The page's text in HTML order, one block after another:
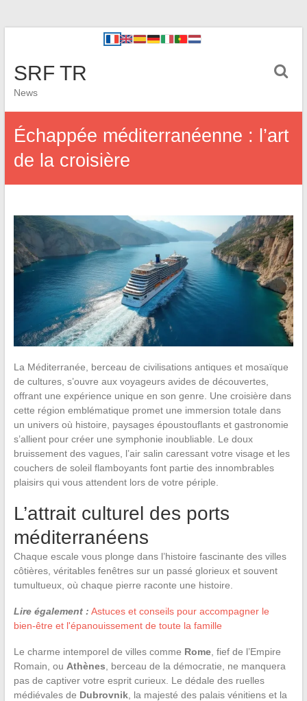
SRF TR
News
Échappée méditerranéenne : l’art
de la croisière
La Méditerranée, berceau de civilisations antiques et mosaïque
de cultures, s’ouvre aux voyageurs avides de découvertes,
offrant une expérience unique en son genre. Une croisière dans
cette région emblématique promet une immersion totale dans
un univers où histoire, paysages époustouflants et gastronomie
s’allient pour créer une symphonie inoubliable. Le doux
bruissement des vagues, l’air salin caressant votre visage et les
couchers de soleil flamboyants font partie des innombrables
plaisirs qui vous attendent lors de votre périple.
L’attrait culturel des ports
méditerranéens
Chaque escale vous plonge dans l’histoire fascinante des villes
côtières, véritables fenêtres sur un passé glorieux et souvent
tumultueux, où chaque pierre raconte une histoire.
Lire également : Astuces et conseils pour accompagner le
bien-être et l'épanouissement de toute la famille
Le charme intemporel de villes comme Rome, fief de l’Empire
Romain, ou Athènes , berceau de la démocratie, ne manquera
pas de captiver votre esprit curieux. Le dédale des ruelles
médiévales de Dubrovnik, la majesté des palais vénitiens et la